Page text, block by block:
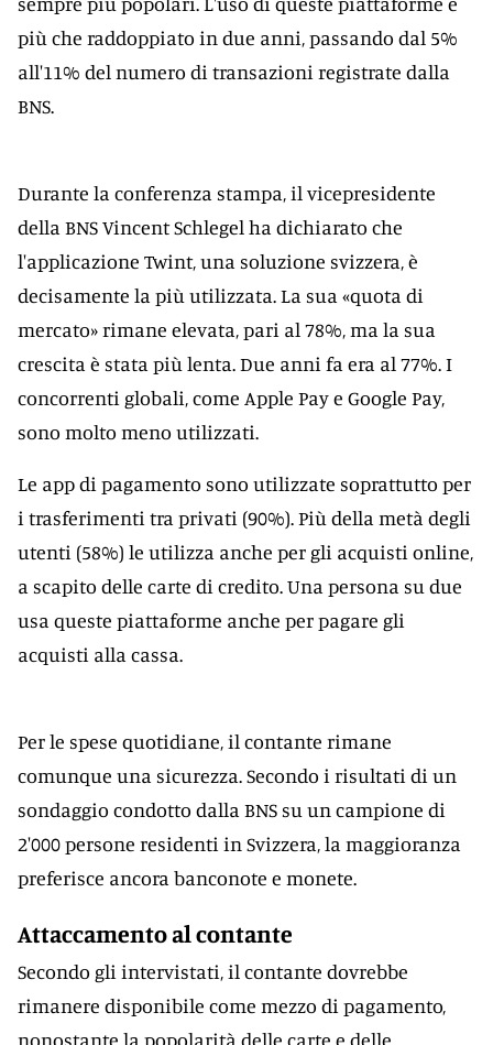
più che raddoppiato in due anni, passando dal 5%
all'11% del numero di transazioni registrate dalla
BNS.
Durante la conferenza stampa, il vicepresidente
della BNS Vincent Schlegel ha dichiarato che
l'applicazione Twint, una soluzione svizzera, è
decisamente la più utilizzata. La sua «quota di
mercato» rimane elevata, pari al 78%, ma la sua
crescita è stata più lenta. Due anni fa era al 77%. I
concorrenti globali, come Apple Pay e Google Pay,
sono molto meno utilizzati.
Le app di pagamento sono utilizzate soprattutto per
i trasferimenti tra privati (90%). Più della metà degli
utenti (58%) le utilizza anche per gli acquisti online,
a scapito delle carte di credito. Una persona su due
usa queste piattaforme anche per pagare gli
acquisti alla cassa.
Per le spese quotidiane, il contante rimane
comunque una sicurezza. Secondo i risultati di un
sondaggio condotto dalla BNS su un campione di
2'000 persone residenti in Svizzera, la maggioranza
preferisce ancora banconote e monete.
Attaccamento al contante
Secondo gli intervistati, il contante dovrebbe
rimanere disponibile come mezzo di pagamento,
nonostante la popolarità delle carte e delle